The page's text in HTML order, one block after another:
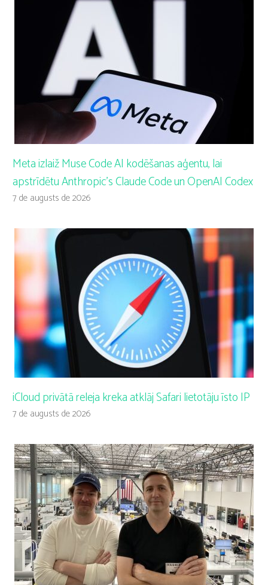
Meta izlaiž Muse Code AI kodēšanas aģentu, lai
apstrīdētu Anthropic’s Claude Code un OpenAI Codex
7 de augusts de 2026
iCloud privātā releja kreka atklāj Safari lietotāju īsto IP
7 de augusts de 2026